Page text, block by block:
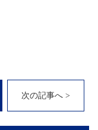
次の記事へ >